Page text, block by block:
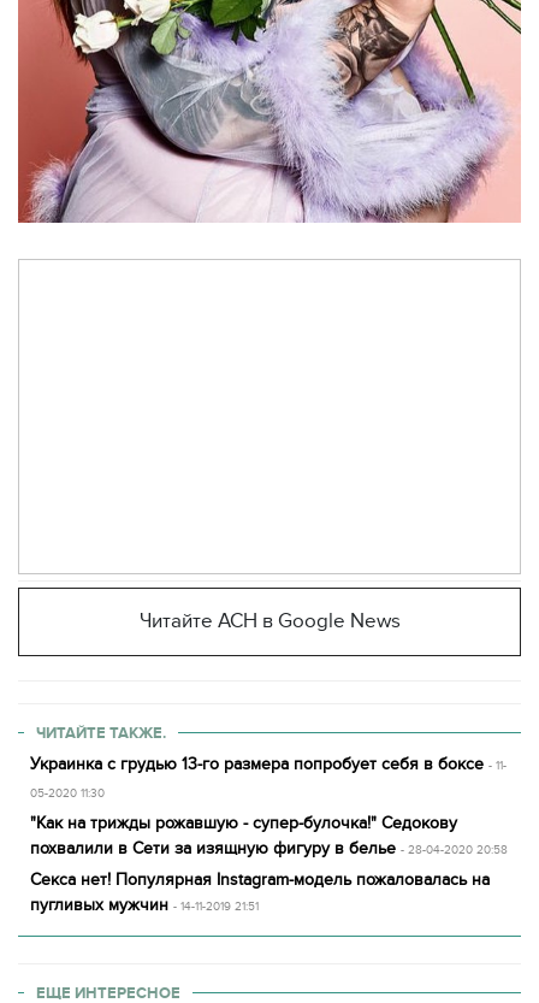
Читайте АСН в Google News
ЧИТАЙТЕ ТАКЖЕ.
Украинка с грудью 13-го размера попробует себя в боксе - 11-
05-2020 11:30
"Как на трижды рожавшую - супер-булочка!" Седокову
похвалили в Сети за изящную фигуру в белье - 28-04-2020 20:58
Секса нет! Популярная Instagram-модель пожаловалась на
пугливых мужчин - 14-11-2019 21:51
ЕЩЕ ИНТЕРЕСНОЕ